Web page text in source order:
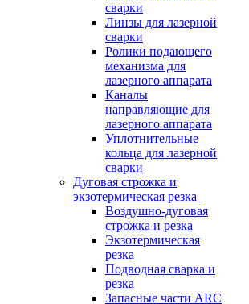
сварки
Линзы для лазерной
сварки
Ролики подающего
механизма для
лазерного аппарата
Каналы
направляющие для
лазерного аппарата
Уплотнительные
кольца для лазерной
сварки
Дуговая строжка и
экзотермическая резка
Воздушно-дуговая
строжка и резка
Экзотермическая
резка
Подводная сварка и
резка
Запасные части ARC